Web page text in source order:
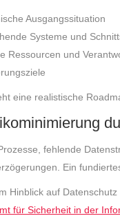
Ausgangssituation
Systeme und
Ressourcen und
eine realistische
fehlende
Ein
Hinblick auf
für Sicherheit in der